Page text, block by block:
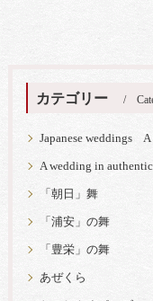
カテゴリー
Japanese weddings
A wedding in
「朝日」舞
「浦安」の舞
「豊栄」の舞
あぜくら